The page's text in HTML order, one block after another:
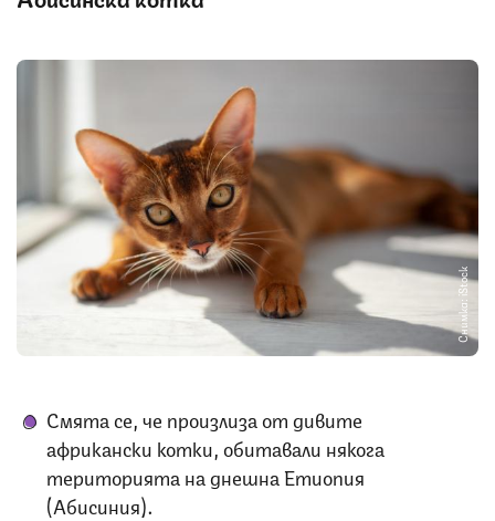
Снимка: iStock
Смята се, че произлиза от дивите
африкански котки, обитавали някога
територията на днешна Етиопия
(Абисиния).